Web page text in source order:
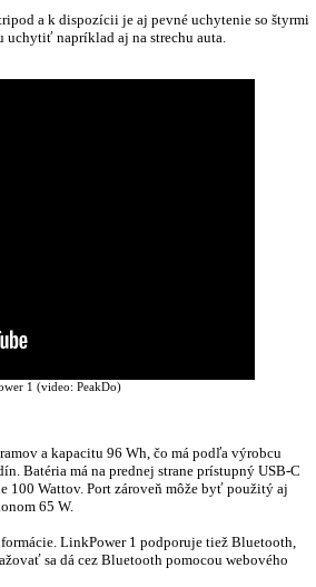
a k dispozícii je aj pevné uchytenie so štyrmi
uchytiť napríklad aj na strechu auta.
1 (video: PeakDo)
a kapacitu 96 Wh, čo má podľa výrobcu
Batéria má na prednej strane prístupný USB-C
100 Wattov. Port zároveň môže byť použitý aj
65 W.
LinkPower 1 podporuje tiež Bluetooth,
sa dá cez Bluetooth pomocou webového